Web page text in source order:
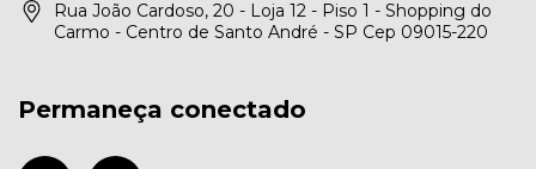
Rua João Cardoso, 20 - Loja 12 - Piso 1 - Shopping do
Carmo - Centro de Santo André - SP Cep 09015-220
Permaneça conectado